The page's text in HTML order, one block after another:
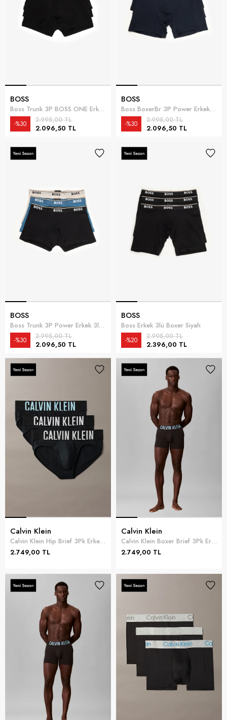
BOSS
Boss Trunk 3P BOSS ONE Erkek 3lü Boxer Siyah
2.096,50 TL
2.995,00 TL
%30
BOSS
Boss BoxerBr 3P Power Erkek 3lü Boxer Mavi
2.096,50 TL
2.995,00 TL
%30
BOSS
Boss Trunk 3P Power Erkek 3lü Boxer Çok Renkli
2.096,50 TL
2.995,00 TL
%30
BOSS
Boss Erkek 3lü Boxer Siyah
2.396,00 TL
2.995,00 TL
%20
Calvin Klein
Calvin Klein Hip Brief 3Pk Erkek 3lü Boxer Mavi
2.749,00 TL
Calvin Klein
Calvin Klein Boxer Brief 3Pk Erkek 3lü Boxer Mavi
2.749,00 TL